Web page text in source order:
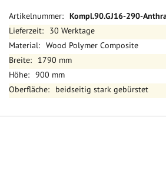
Mehr
Informationen
Kompl.90.GJ16-290-
30 Werktage
Wood Polymer Composite
1790 mm
900 mm
beidseitig stark gebürstet